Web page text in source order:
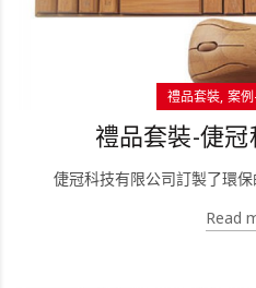
禮品套裝 案
禮品套裝-倢
倢冠科技有限公司訂製了環
Read